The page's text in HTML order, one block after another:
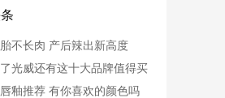
不长肉 产后辣出新高度
光威还有这十大品牌值得买
釉推荐 有你喜欢的颜色吗